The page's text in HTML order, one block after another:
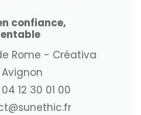
confiance,
Rome - Créativa
04 12 30 01 00